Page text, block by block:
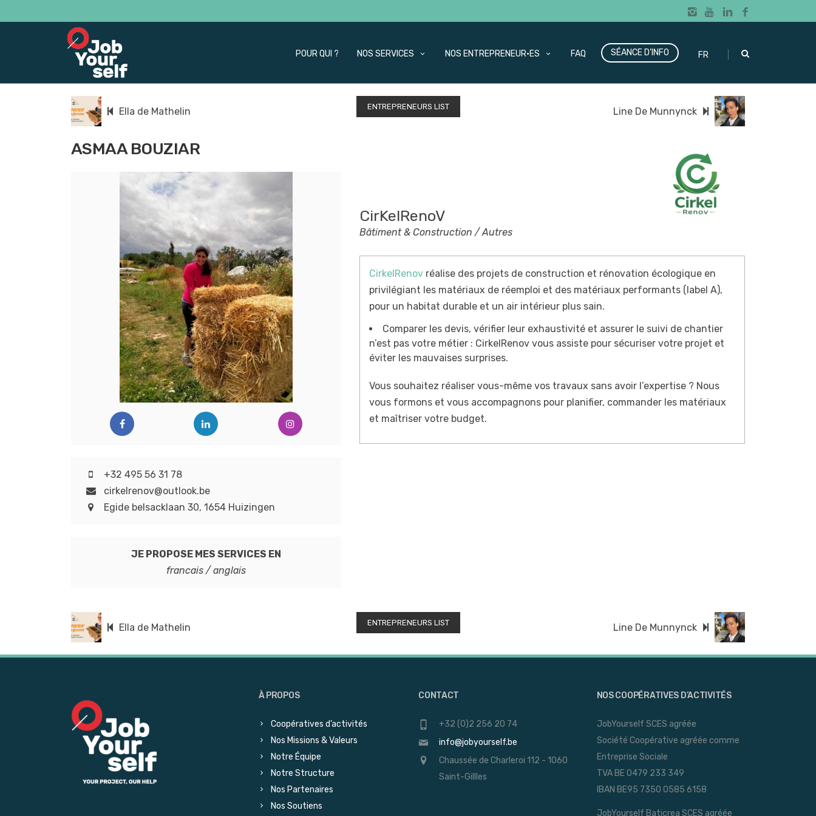
POUR QUI ? NOS SERVICES NOS ENTREPRENEUR·ES FAQ SÉANCE D’INFO FR |
Ella de Mathelin ENTREPRENEURS LIST Line De Munnynck
ASMAA BOUZIAR
+32 495 56 31 78
cirkelrenov@outlook.be
Egide belsacklaan 30, 1654 Huizingen
JE PROPOSE MES SERVICES EN
francais / anglais
CirKelRenoV
Bâtiment & Construction / Autres
CirkelRenov réalise des projets de construction et rénovation écologique en
privilégiant les matériaux de réemploi et des matériaux performants (label A),
pour un habitat durable et un air intérieur plus sain.
Comparer les devis, vérifier leur exhaustivité et assurer le suivi de chantier
n’est pas votre métier : CirkelRenov vous assiste pour sécuriser votre projet et
éviter les mauvaises surprises.
Vous souhaitez réaliser vous-même vos travaux sans avoir l’expertise ? Nous
vous formons et vous accompagnons pour planifier, commander les matériaux
et maîtriser votre budget.
Ella de Mathelin ENTREPRENEURS LIST Line De Munnynck
À PROPOS
Coopératives d’activités
Nos Missions & Valeurs
Notre Équipe
Notre Structure
Nos Partenaires
Nos Soutiens
CONTACT
+32 (0)2 256 20 74
info@jobyourself.be
Chaussée de Charleroi 112 - 1060
Saint-Gillles
NOS COOPÉRATIVES D’ACTIVITÉS
JobYourself SCES agréée
Société Coopérative agréée comme
Entreprise Sociale
TVA BE 0479 233 349
IBAN BE95 7350 0585 6158
JobYourself Baticrea SCES agréée